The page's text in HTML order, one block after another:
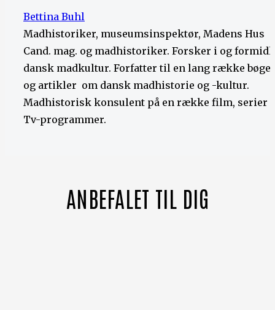
Bettina Buhl
Madhistoriker, museumsinspektør, Madens Hus
Cand. mag. og madhistoriker. Forsker i og
dansk madkultur. Forfatter til en lang række bøger
og artikler om dansk madhistorie og -kultur.
Madhistorisk konsulent på en række film, serier
Tv-programmer.
ANBEFALET TIL DIG